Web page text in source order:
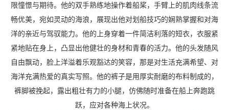
限憧憬与期待。他的双手熟练地操作着船桨，手臂上的肌肉线条流
畅优美，宛如灵动的海浪，展现出他对划船技巧的娴熟掌握和对海
洋的亲近与驾驭能力。他的上身穿着一件简洁利落的短衣，衣服紧
紧地贴在身上，凸显出他健壮的身材和青春的活力。他的头发随风
自由飘动，脸上洋溢着乐观豁达的笑容，那是对生活充满希望、对
海洋充满热爱的真实写照。他的裤子是用厚实耐磨的布料制成的，
裤脚被挽起，露出粗壮有力的小腿，仿佛随时准备在船上奔跑跳
跃，应对各种海上状况。